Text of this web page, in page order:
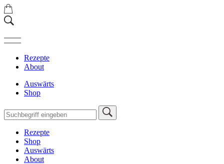
Rezepte
About
Auswärts
Shop
Rezepte
Shop
Auswärts
About